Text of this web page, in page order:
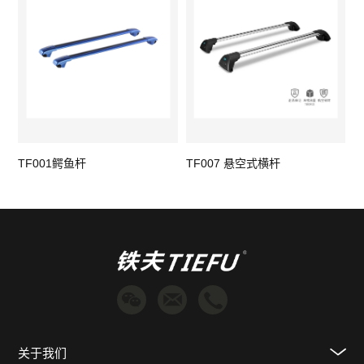
TF001鳄鱼杆 TF007 悬空式横杆
关于我们